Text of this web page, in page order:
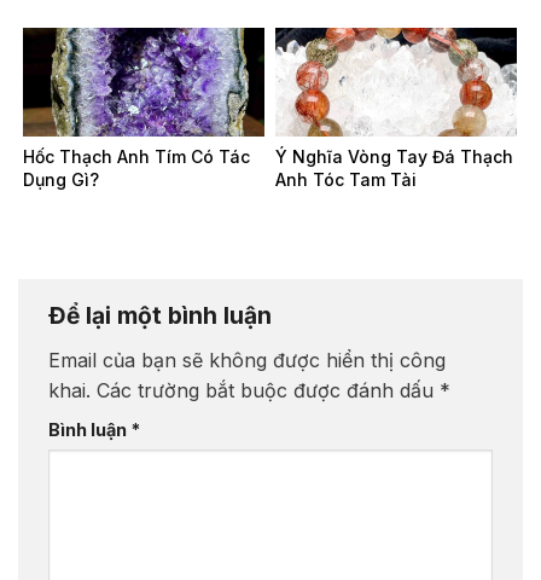
Hốc Thạch Anh Tím Có Tác
Dụng Gì?
Ý Nghĩa Vòng Tay Đá Thạch
Anh Tóc Tam Tài
Để lại một bình luận
Email của bạn sẽ không được hiển thị công
khai. Các trường bắt buộc được đánh dấu *
Bình luận *